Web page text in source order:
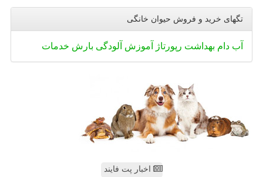
تگهای خرید و فروش حیوان خانگی
آب دام بهداشت رپورتاژ آموزش آلودگی بارش خدمات
اخبار پت فایند